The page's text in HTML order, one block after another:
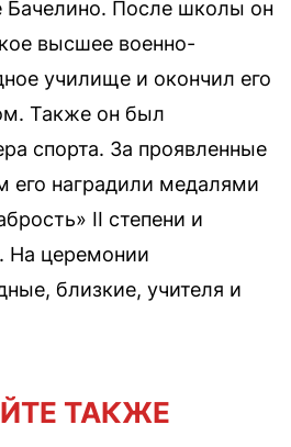
Бачелино. После школы он
высшее военно-
училище и окончил его
Также он был
спорта. За проявленные
его наградили медалями
II степени и
На церемонии
близкие, учителя и
ТАКЖЕ